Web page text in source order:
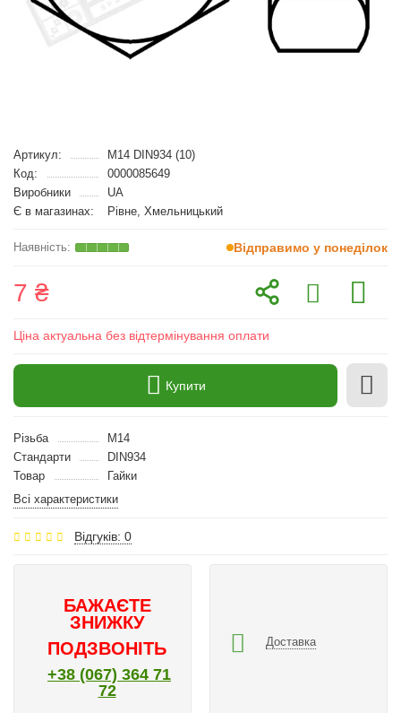
Артикул:
M14 DIN934 (10)
Код:
0000085649
Виробники
UA
Є в магазинах:
Рівне, Хмельницький
Відправимо у понеділок
7 ₴
Ціна актуальна без відтермінування оплати
Купити
Різьба
M14
Стандарти
DIN934
Товар
Гайки
Всі характеристики
Відгуків: 0
БАЖАЄТЕ
ЗНИЖКУ
ПОДЗВОНІТЬ
+38 (067) 364 71
72
Доставка